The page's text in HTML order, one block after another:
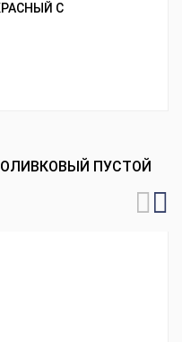
С
ОЛИВКОВЫЙ ПУСТОЙ